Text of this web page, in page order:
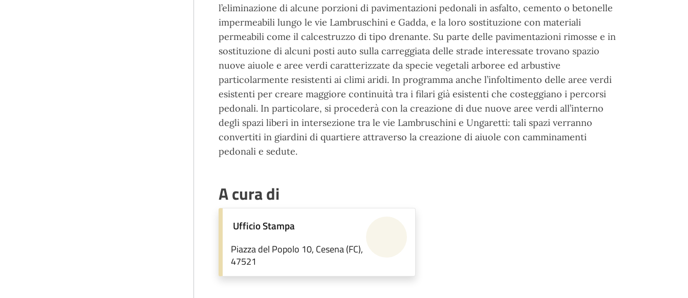
l’eliminazione di alcune porzioni di pavimentazioni pedonali in asfalto, cemento o betonelle
impermeabili lungo le vie Lambruschini e Gadda, e la loro sostituzione con materiali
permeabili come il calcestruzzo di tipo drenante. Su parte delle pavimentazioni rimosse e in
sostituzione di alcuni posti auto sulla carreggiata delle strade interessate trovano spazio
nuove aiuole e aree verdi caratterizzate da specie vegetali arboree ed arbustive
particolarmente resistenti ai climi aridi. In programma anche l’infoltimento delle aree verdi
esistenti per creare maggiore continuità tra i filari già esistenti che costeggiano i percorsi
pedonali. In particolare, si procederà con la creazione di due nuove aree verdi all’interno
degli spazi liberi in intersezione tra le vie Lambruschini e Ungaretti: tali spazi verranno
convertiti in giardini di quartiere attraverso la creazione di aiuole con camminamenti
pedonali e sedute.
A cura di
Ufficio Stampa
Piazza del Popolo 10, Cesena (FC),
47521